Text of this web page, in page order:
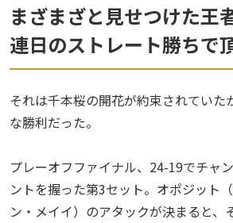
まざまざと見せつけた王
連日のストレート勝ちで
それは千本桜の開花が約束されていた
な勝利だった。
プレーオフファイナル、24-19でチャ
ントを握った第3セット。オポジット
ン・メイイ）のアタックが決まると、